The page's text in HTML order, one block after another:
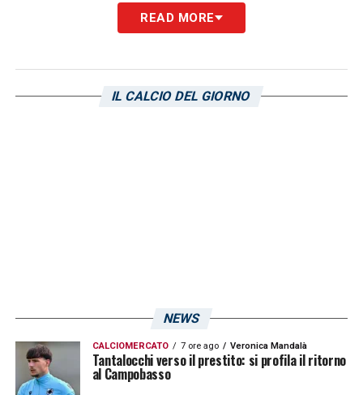
Sotto di una rete con l’Ascoli, a meno di un
quarto d’ora dalla fine, la strada sembrava
stagione complicata (per infortuni, cause
l’altra è la dimostrazione delforza
caratteriale della squadra doriana. Questa
READ MORE
IL CALCIO DEL GIORNO
NEWS
CALCIOMERCATO 7 ore ago Veronica Mandalà
Tantalocchi verso il prestito: si profila il ritorno
al Campobasso